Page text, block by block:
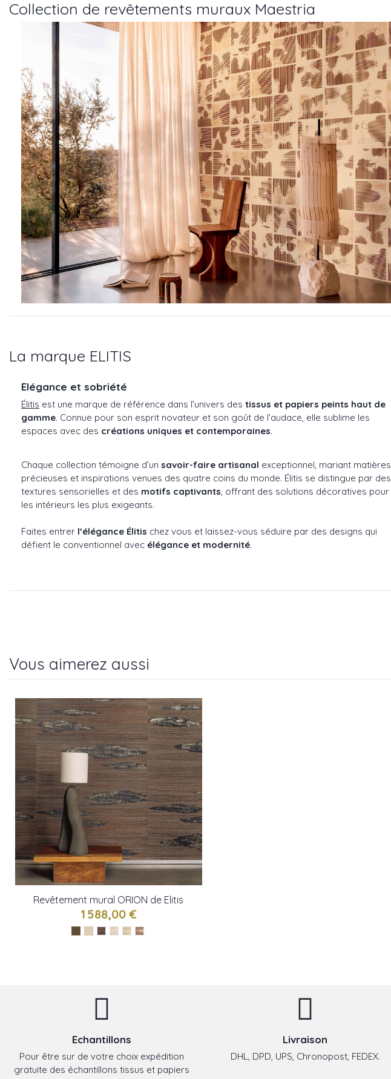
Collection de revêtements muraux Maestria
La marque ELITIS
Elégance et sobriété
Élitis est une marque de référence dans l’univers des tissus et papiers peints haut de
gamme. Connue pour son esprit novateur et son goût de l’audace, elle sublime les
espaces avec des créations uniques et contemporaines.
Chaque collection témoigne d’un savoir-faire artisanal exceptionnel, mariant matières
précieuses et inspirations venues des quatre coins du monde. Élitis se distingue par des
textures sensorielles et des motifs captivants , offrant des solutions décoratives pour
les intérieurs les plus exigeants.
Faites entrer l’élégance Élitis chez vous et laissez-vous séduire par des designs qui
défient le conventionnel avec élégance et modernité.
Vous aimerez aussi
Revêtement mural ORION de Elitis
1 588,00 €
Echantillons
Pour être sur de votre choix expédition
gratuite des échantillons tissus et papiers
Livraison
DHL, DPD, UPS, Chronopost, FEDEX.